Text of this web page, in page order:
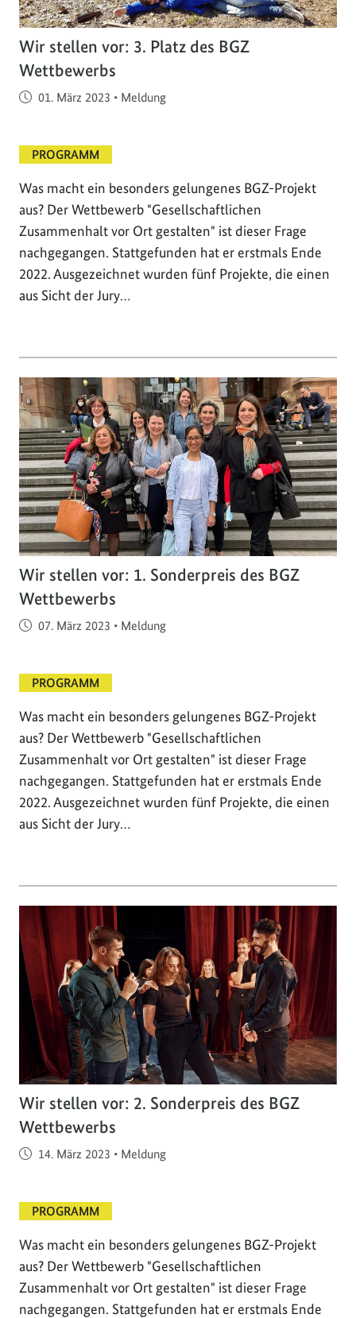
Wir stellen vor: 3. Platz des BGZ
Wettbewerbs
Veröffentlicht am
01. März 2023 • Meldung
PROGRAMM
Was macht ein besonders gelungenes BGZ-Projekt
aus? Der Wettbewerb "Gesellschaftlichen
Zusammenhalt vor Ort gestalten" ist dieser Frage
nachgegangen. Stattgefunden hat er erstmals Ende
2022. Ausgezeichnet wurden fünf Projekte, die einen
aus Sicht der Jury…
Wir stellen vor: 1. Sonderpreis des BGZ
Wettbewerbs
Veröffentlicht am
07. März 2023 • Meldung
PROGRAMM
Was macht ein besonders gelungenes BGZ-Projekt
aus? Der Wettbewerb "Gesellschaftlichen
Zusammenhalt vor Ort gestalten" ist dieser Frage
nachgegangen. Stattgefunden hat er erstmals Ende
2022. Ausgezeichnet wurden fünf Projekte, die einen
aus Sicht der Jury…
Wir stellen vor: 2. Sonderpreis des BGZ
Wettbewerbs
Veröffentlicht am
14. März 2023 • Meldung
PROGRAMM
Was macht ein besonders gelungenes BGZ-Projekt
aus? Der Wettbewerb "Gesellschaftlichen
Zusammenhalt vor Ort gestalten" ist dieser Frage
nachgegangen. Stattgefunden hat er erstmals Ende